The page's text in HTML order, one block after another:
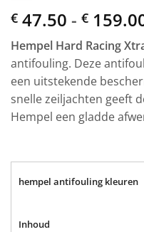
€ 47.50 - €
Hempel Hard Racing
antifouling. Deze
een uitstekende
snelle zeiljachten geeft
Hempel een gladde
hempel antifouling kleuren
Inhoud